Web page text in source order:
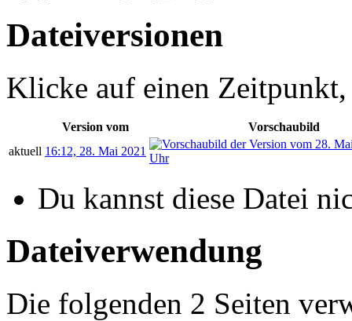
Dateiversionen
Klicke auf einen Zeitpunkt,
Version vom
Vorschaubild
aktuell 16:12, 28. Mai 2021
Du kannst diese Datei
Dateiverwendung
Die folgenden 2 Seiten